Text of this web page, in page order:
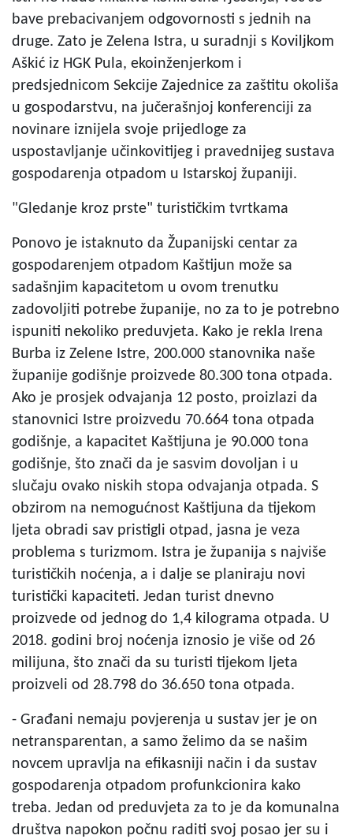
bave prebacivanjem odgovornosti s jednih na
druge. Zato je Zelena Istra, u suradnji s Koviljkom
Aškić iz HGK Pula, ekoinženjerkom i
predsjednicom Sekcije Zajednice za zaštitu okoliša
u gospodarstvu, na jučerašnjoj konferenciji za
novinare iznijela svoje prijedloge za
uspostavljanje učinkovitijeg i pravednijeg sustava
gospodarenja otpadom u Istarskoj županiji.
"Gledanje kroz prste" turističkim tvrtkama
Ponovo je istaknuto da Županijski centar za
gospodarenjem otpadom Kaštijun može sa
sadašnjim kapacitetom u ovom trenutku
zadovoljiti potrebe županije, no za to je potrebno
ispuniti nekoliko preduvjeta. Kako je rekla Irena
Burba iz Zelene Istre, 200.000 stanovnika naše
županije godišnje proizvede 80.300 tona otpada.
Ako je prosjek odvajanja 12 posto, proizlazi da
stanovnici Istre proizvedu 70.664 tona otpada
godišnje, a kapacitet Kaštijuna je 90.000 tona
godišnje, što znači da je sasvim dovoljan i u
slučaju ovako niskih stopa odvajanja otpada. S
obzirom na nemogućnost Kaštijuna da tijekom
ljeta obradi sav pristigli otpad, jasna je veza
problema s turizmom. Istra je županija s najviše
turističkih noćenja, a i dalje se planiraju novi
turistički kapaciteti. Jedan turist dnevno
proizvede od jednog do 1,4 kilograma otpada. U
2018. godini broj noćenja iznosio je više od 26
milijuna, što znači da su turisti tijekom ljeta
proizveli od 28.798 do 36.650 tona otpada.
- Građani nemaju povjerenja u sustav jer je on
netransparentan, a samo želimo da se našim
novcem upravlja na efikasniji način i da sustav
gospodarenja otpadom profunkcionira kako
treba. Jedan od preduvjeta za to je da komunalna
društva napokon počnu raditi svoj posao jer su i